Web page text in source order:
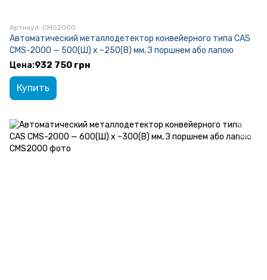
Артикул: CMS2000
Автоматический металлодетектор конвейерного типа CAS
CMS-2000 — 500(Ш) x ~250(В) мм, З поршнем або лапою
932 750 грн
Купить